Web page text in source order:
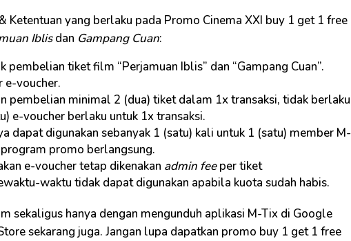
Ketentuan yang berlaku pada Promo Cinema XXI buy 1 get 1 free
Iblisdan Gampang Cuan:
pembelian tiket film “Perjamuan Iblis” dan “Gampang Cuan”.
e-voucher.
pembelian minimal 2 (dua) tiket dalam 1x transaksi, tidak berlaku
e-voucher berlaku untuk 1x transaksi.
dapat digunakan sebanyak 1 (satu) kali untuk 1 (satu) member M-
promo berlangsung.
e-voucher tetap dikenakan admin feeper tiket
waktu tidak dapat digunakan apabila kuota sudah habis.
sekaligus hanya dengan mengunduh aplikasi M-Tix di Google
sekarang juga. Jangan lupa dapatkan promo buy 1 get 1 free